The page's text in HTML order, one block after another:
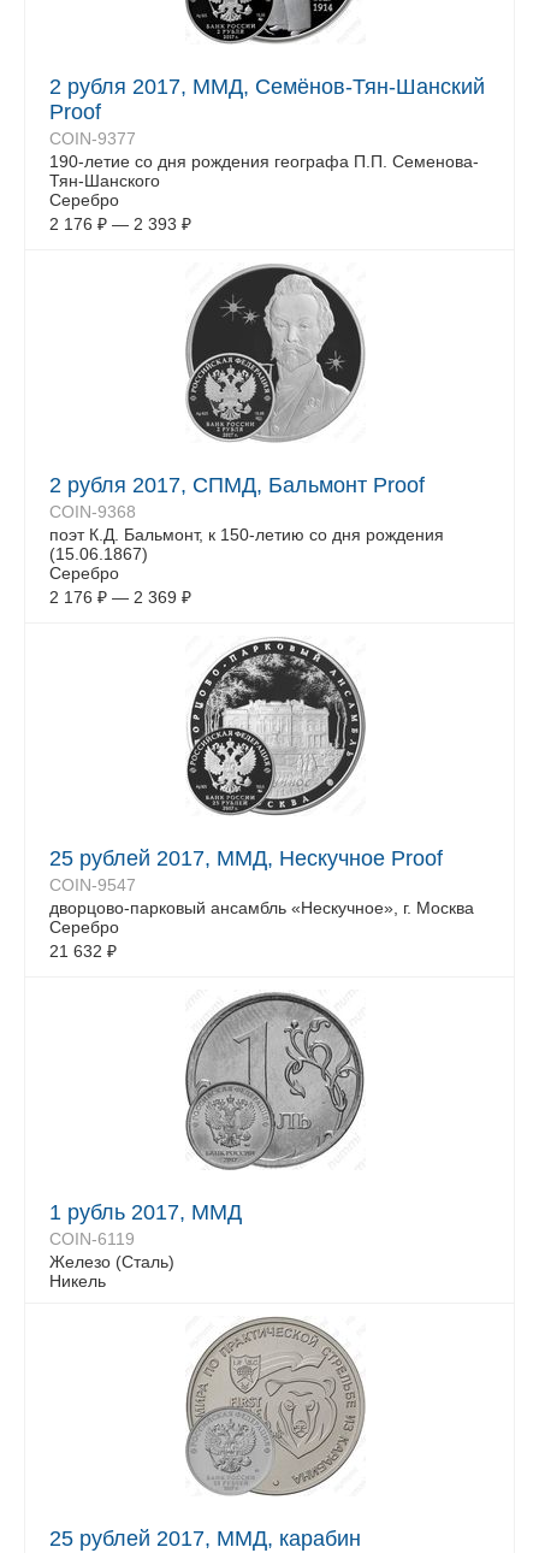
2 рубля 2017, ММД, Семёнов-Тян-Шанский
Proof
COIN-9377
190-летие со дня рождения географа П.П. Семенова-
Тян-Шанского
Серебро
2 176 ₽ — 2 393 ₽
2 рубля 2017, СПМД, Бальмонт Proof
COIN-9368
поэт К.Д. Бальмонт, к 150-летию со дня рождения
(15.06.1867)
Серебро
2 176 ₽ — 2 369 ₽
25 рублей 2017, ММД, Нескучное Proof
COIN-9547
дворцово-парковый ансамбль «Нескучное», г. Москва
Серебро
21 632 ₽
1 рубль 2017, ММД
COIN-6119
Железо (Сталь)
Никель
25 рублей 2017, ММД, карабин